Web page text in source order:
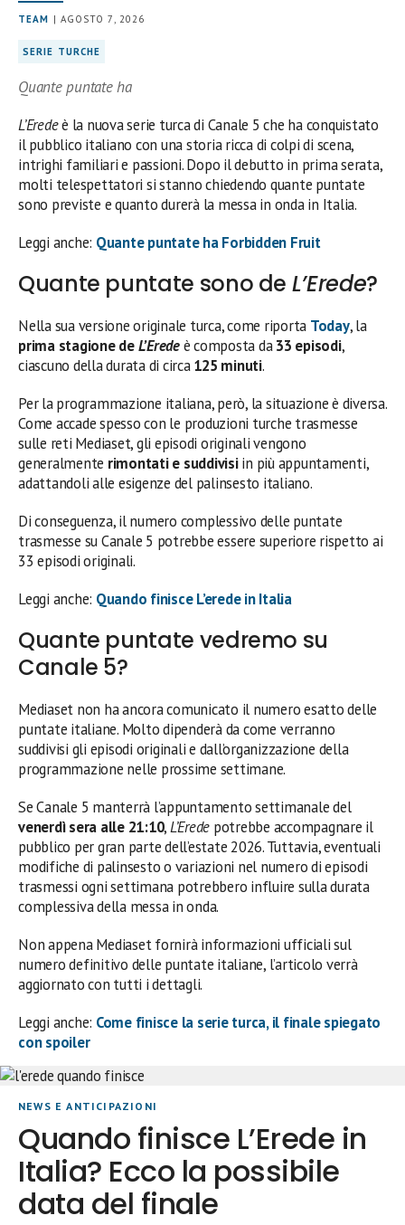
TEAM | AGOSTO 7, 2026
SERIE TURCHE
Quante puntate ha
L’Eredeè la nuova serie turca di Canale 5 che ha conquistato
il pubblico italiano con una storia ricca di colpi di scena,
intrighi familiari e passioni. Dopo il debutto in prima serata,
molti telespettatori si stanno chiedendo quante puntate
sono previste e quanto durerà la messa in onda in Italia.
Leggi anche: Quante puntate ha Forbidden Fruit
Quante puntate sono de L’Erede?
Nella sua versione originale turca, come riporta Today, la
prima stagione deL’Eredeè composta da33 episodi,
ciascuno della durata di circa125 minuti.
Per la programmazione italiana, però, la situazione è diversa.
Come accade spesso con le produzioni turche trasmesse
sulle reti Mediaset, gli episodi originali vengono
generalmente rimontati e suddivisiin più appuntamenti,
adattandoli alle esigenze del palinsesto italiano.
Di conseguenza, il numero complessivo delle puntate
trasmesse su Canale 5 potrebbe essere superiore rispetto ai
33 episodi originali.
Leggi anche: Quando finisce L’erede in Italia
Quante puntate vedremo su
Canale 5?
Mediaset non ha ancora comunicato il numero esatto delle
puntate italiane. Molto dipenderà da come verranno
suddivisi gli episodi originali e dall’organizzazione della
programmazione nelle prossime settimane.
Se Canale 5 manterrà l’appuntamento settimanale del
venerdì sera alle 21:10,L’Erede potrebbe accompagnare il
pubblico per gran parte dell’estate 2026. Tuttavia, eventuali
modifiche di palinsesto o variazioni nel numero di episodi
trasmessi ogni settimana potrebbero influire sulla durata
complessiva della messa in onda.
Non appena Mediaset fornirà informazioni ufficiali sul
numero definitivo delle puntate italiane, l’articolo verrà
aggiornato con tutti i dettagli.
Leggi anche: Come finisce la serie turca, il finale spiegato
con spoiler
NEWS E ANTICIPAZIONI
Quando finisce L’Erede in
Italia? Ecco la possibile
data del finale